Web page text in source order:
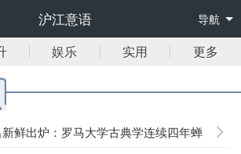
沪江意语 导航
娱乐 实用 更多
鲜出炉：罗马大学古典学连续四年蝉